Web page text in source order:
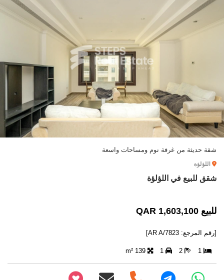
شقة حديثة من غرفة نوم ومساحات واسعة
اللؤلؤة
شقق للبيع في اللؤلؤة
للبيع 1,603,100 QAR
[رقم المرجع: AR A/7823]
1
2
1
139 m²